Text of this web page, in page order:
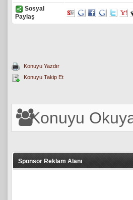
Sosyal
Paylaş
Konuyu Yazdır
Konuyu Takip Et
Konuyu
Sponsor Reklam Alanı